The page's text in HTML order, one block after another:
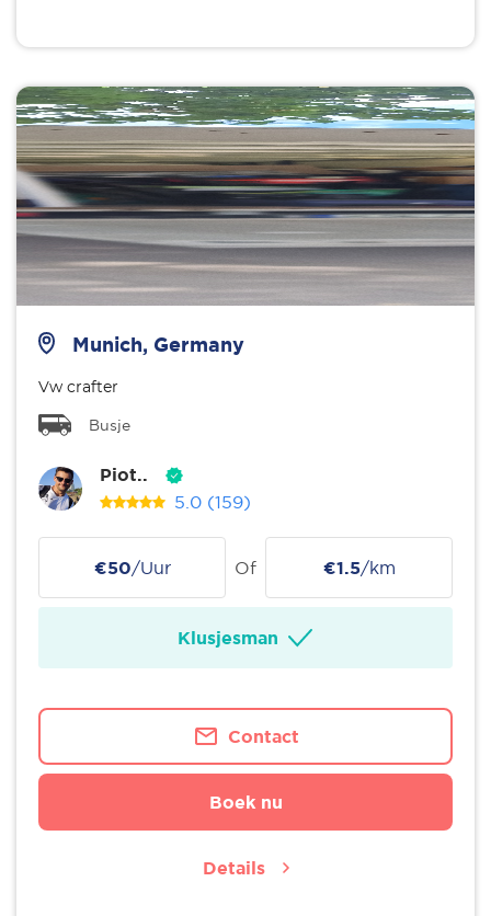
Munich, Germany
Vw crafter
Busje
Piot..
5.0 (159)
€50/Uur Of €1.5/km
Klusjesman
Contact
Boek nu
Details